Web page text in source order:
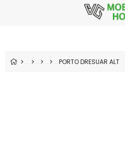
PORTO DRESUAR ALT